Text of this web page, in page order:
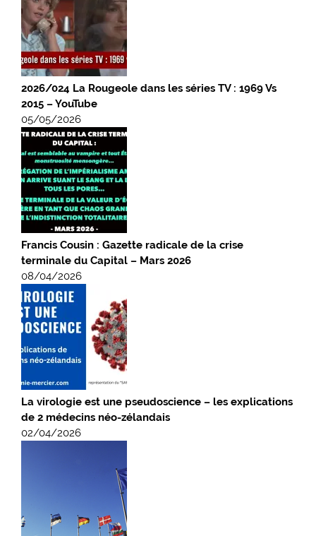
2026/024 La Rougeole dans les séries TV : 1969 Vs
2015 – YouTube
05/05/2026
Francis Cousin : Gazette radicale de la crise
terminale du Capital – Mars 2026
08/04/2026
La virologie est une pseudoscience – les explications
de 2 médecins néo-zélandais
02/04/2026